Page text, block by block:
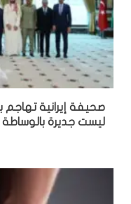
صحيفة إيرانية
ليست جديرة بالوساطة